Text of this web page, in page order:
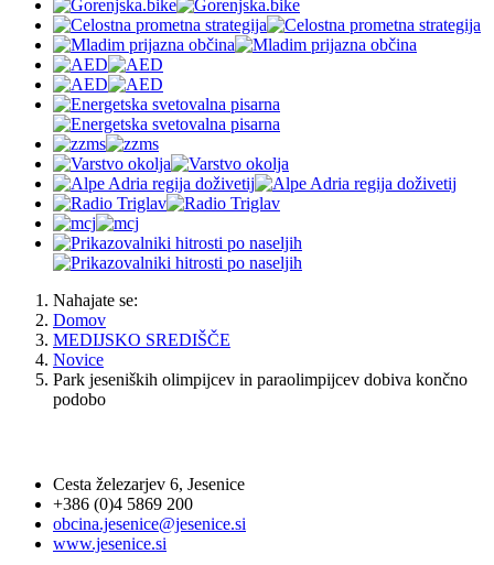
Nahajate se:
Domov
MEDIJSKO SREDIŠČE
Novice
Park jeseniških olimpijcev in paraolimpijcev dobiva končno
podobo
Cesta železarjev 6, Jesenice
+386 (0)4 5869 200
obcina.jesenice@jesenice.si
www.jesenice.si